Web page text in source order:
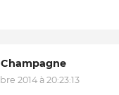
2014 à 20:23:13